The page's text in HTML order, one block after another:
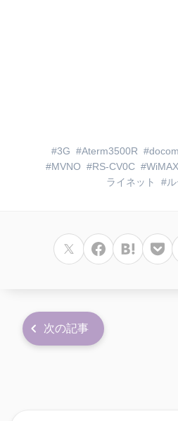
3G Aterm3500R
MVNO
RS-CV0C WiMAX
ライネット
次の記事